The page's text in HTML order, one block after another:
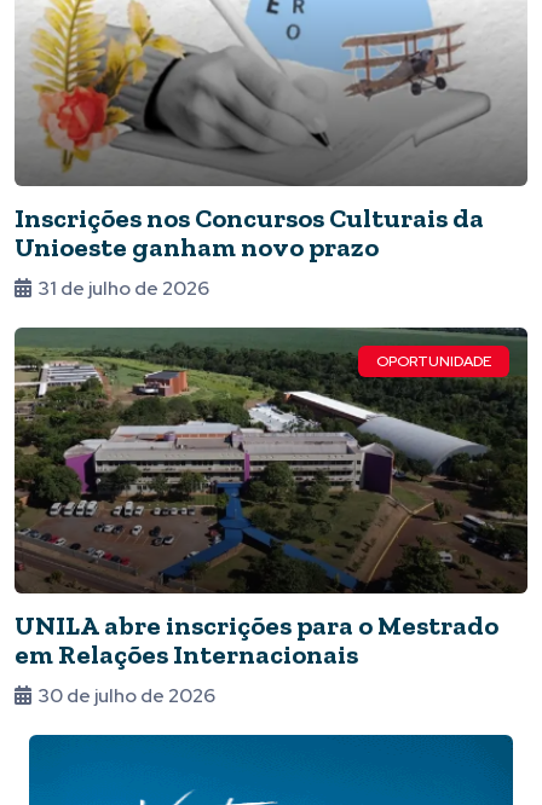
Inscrições nos Concursos Culturais da
Unioeste ganham novo prazo
31 de julho de 2026
OPORTUNIDADE
UNILA abre inscrições para o Mestrado
em Relações Internacionais
30 de julho de 2026